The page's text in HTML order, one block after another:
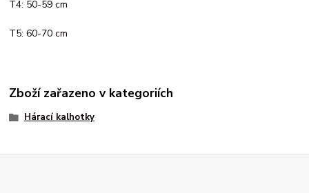
T4: 50-59 cm
T5: 60-70 cm
Zboží zařazeno v kategoriích
Hárací kalhotky